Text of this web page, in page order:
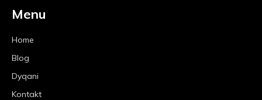
Menu
Home
Blog
Dyqani
Kontakt